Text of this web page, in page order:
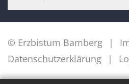
© Erzbistum Bamberg
Datenschutzerklärung